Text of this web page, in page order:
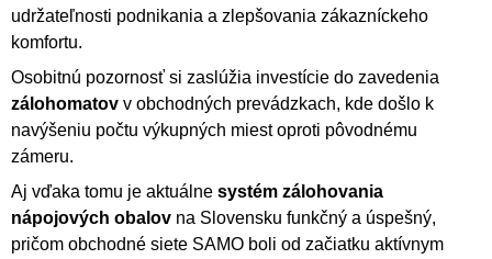
udržateľnosti podnikania a zlepšovania zákazníckeho
komfortu.
Osobitnú pozornosť si zaslúžia investície do zavedenia
zálohomatov v obchodných prevádzkach, kde došlo k
navýšeniu počtu výkupných miest oproti pôvodnému
zámeru.
Aj vďaka tomu je aktuálne systém zálohovania
nápojových obalov na Slovensku funkčný a úspešný,
pričom obchodné siete SAMO boli od začiatku aktívnym